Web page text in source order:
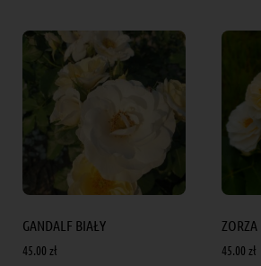
GANDALF BIAŁY
45.00 zł
ZORZA
45.00 zł